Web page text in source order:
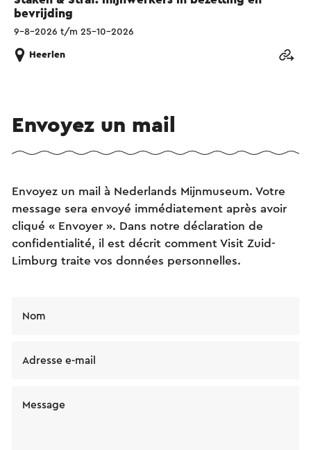
bevrijding
9-8-2026 t/m 25-10-2026
Heerlen
Envoyez un mail
Envoyez un mail à Nederlands Mijnmuseum. Votre
message sera envoyé immédiatement après avoir
cliqué « Envoyer ». Dans notre déclaration de
confidentialité, il est décrit comment Visit Zuid-
Limburg traite vos données personnelles.
Nom
Adresse e-mail
Message